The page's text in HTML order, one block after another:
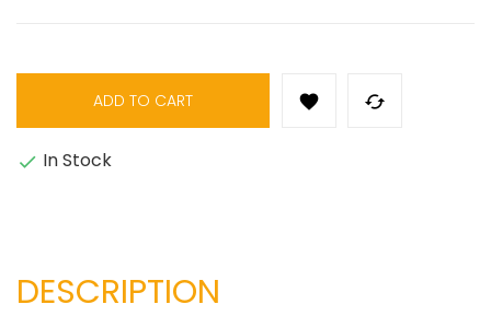
ADD TO CART  
 In Stock
DESCRIPTION